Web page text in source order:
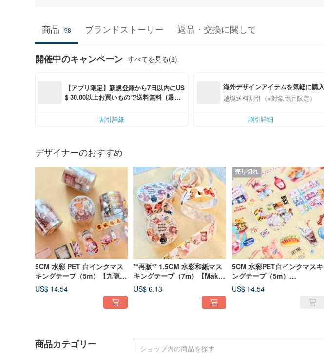
商品 98 ブランドストーリー 返品・交換に関して
開催中のキャンペーン すべてを見る(2)
【アプリ限定】新規登録から7日以内にUS
$ 30.00以上お買いもので送料無料（最大U
割引詳細
海外デザインアイテムを気軽に購入
越境送料割引（※対象商品限定）
割引詳細
デザイナーのおすすめ
5CM 水彩 PET 白インクマス
キングテープ（5m）【九龍城
砦】切り取り線付き
US$ 14.54
**再販** 1.5CM 水彩和紙マス
キングテープ（7m）【Make
today great】剥離紙付き
US$ 6.13
売り切れ
5CM 水彩PET白インクマスキ
ングテープ（5m）
【MORNING HAVE TO
BREAKFAST】切り取り線付
US$ 14.54
商品カテゴリー